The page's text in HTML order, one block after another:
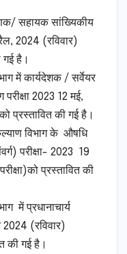
सहायक सांख्यिकीय
2024 (रविवार)
गई है।
में कार्यदेशक / सर्वेयर
2023 12 मई,
प्रस्तावित की गई है।
विभाग के औषधि
परीक्षा- 2023 19
प्रस्तावित की
में प्रधानाचार्य
(रविवार)
की गई है।